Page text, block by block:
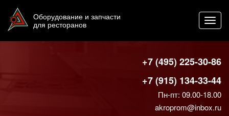
Оборудование и запчасти
для ресторанов
+7 (495) 225-30-86
+7 (915) 134-33-44
Пн-пт: 09.00-18.00
akroprom@inbox.ru